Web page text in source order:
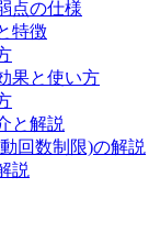
点の仕様
特徴
果と使い方
と解説
回数制限)の解説
説